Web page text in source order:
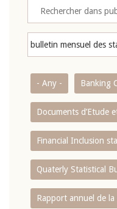
- Any - Banking
Documents d’Etude
Financial Inclusion
Quaterly Statistical
Rapport annuel de la